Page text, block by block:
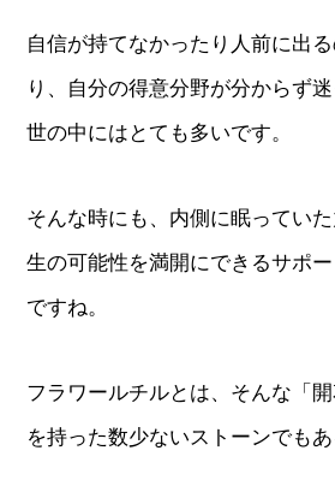
自信が持てなかったり人前に出
り、自分の得意分野が分からず迷
世の中にはとても多いです。
そんな時にも、内側に眠ってい
生の可能性を満開にできるサポ
ですね。
フラワールチルとは、そんな「開
を持った数少ないストーンでもあ